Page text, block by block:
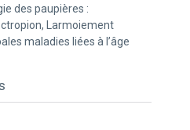
des paupières :
Larmoiement
maladies liées à l’âge